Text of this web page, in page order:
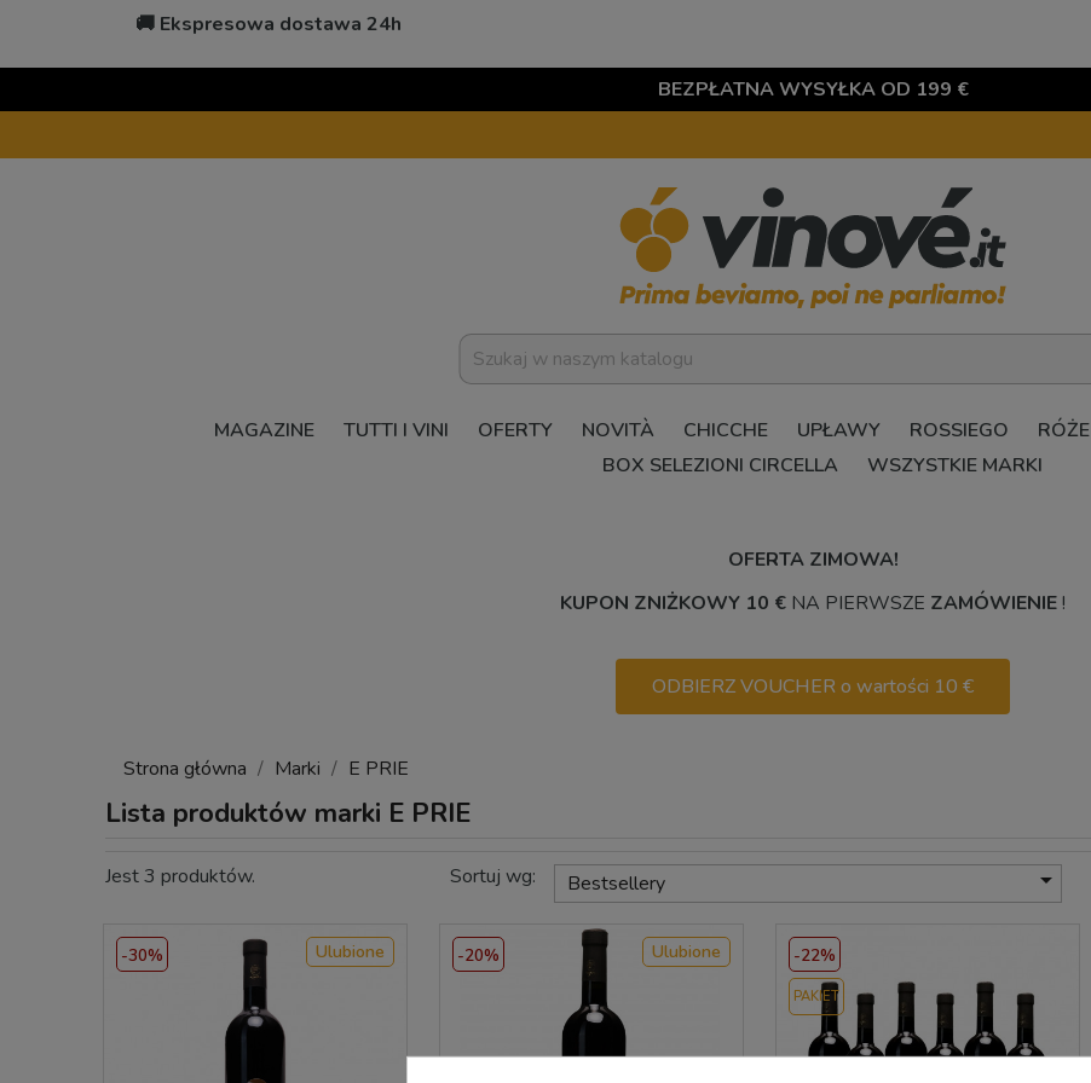
🚚 Ekspresowa dostawa 24h
BEZPŁATNA WYSYŁKA OD 199 €
MAGAZINE TUTTI I VINI OFERTY NOVITÀ CHICCHE UPŁAWY ROSSIEGO RÓŻE
BOX SELEZIONI CIRCELLA
WSZYSTKIE MARKI
OFERTA ZIMOWA!
KUPON ZNIŻKOWY 10 € NA PIERWSZE ZAMÓWIENIE!
ODBIERZ VOUCHER o wartości 10 €
Strona główna Marki E PRIE
Lista produktów marki E PRIE
Jest 3 produktów. Sortuj wg: Bestsellery 
Ulubione
-30% Ulubione
-20% -22%
PAKIET